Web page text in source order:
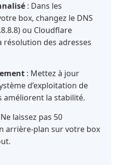
: Dans les
box, changez le DNS
ou Cloudflare
résolution des adresses
: Mettez à jour
d’exploitation de
améliorent la stabilité.
laissez pas 50
arrière-plan sur votre box